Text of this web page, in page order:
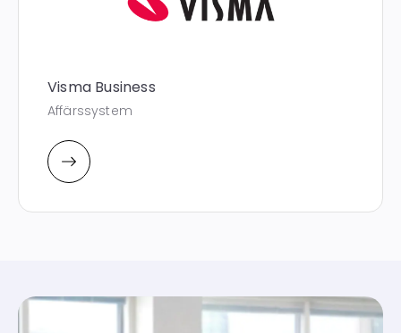
Visma Business
Affärssystem